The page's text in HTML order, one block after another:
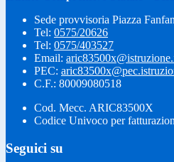
Sede provvisoria Piazza
Tel: 0575/20626
Tel: 0575/403527
Email:
PEC:
C.F.: 80009080518
Cod. Mecc. ARIC83500X
Codice Univoco per
Seguici su